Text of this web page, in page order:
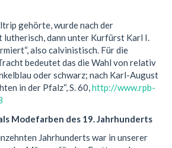
gehörte, wurde nach der
lutherisch, dann unter Kurfürst Karl I.
also calvinistisch. Für die
bedeutet das die Wahl von relativ
oder schwarz; nach Karl-August
in der Pfalz“, S. 60,http://www.rpb-
Modefarben des 19. Jahrhunderts
Jahrhunderts war in unserer